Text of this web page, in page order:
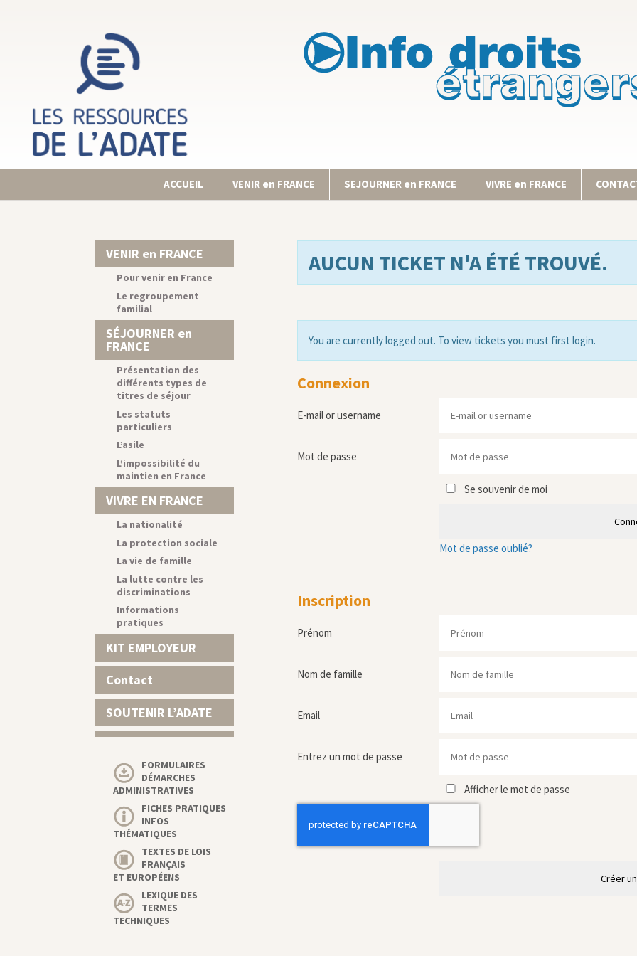
ACCUEIL VENIR en FRANCE SEJOURNER en FRANCE VIVRE en FRANCE
AUCUN TICKET N'A ÉTÉ TROUVÉ.
You are currently logged out. To view tickets you must first login.
Connexion
E-mail or username
Mot de passe
Se souvenir de moi
Mot de passe oublié?
Inscription
Prénom
Nom de famille
Email
Entrez un mot de passe
Afficher le mot de passe
Créer
VENIR en FRANCE
Pour venir en France
Le regroupement
familial
SÉJOURNER en
FRANCE
Présentation des
différents types de
titres de séjour
Les statuts
particuliers
L’asile
L’impossibilité du
maintien en France
VIVRE EN FRANCE
La nationalité
La protection sociale
La vie de famille
La lutte contre les
discriminations
Informations
pratiques
KIT EMPLOYEUR
Contact
SOUTENIR L’ADATE
FORMULAIRES
DÉMARCHES
ADMINISTRATIVES
FICHES PRATIQUES
INFOS
THÉMATIQUES
TEXTES DE LOIS
FRANÇAIS
ET EUROPÉENS
LEXIQUE DES
TERMES
TECHNIQUES